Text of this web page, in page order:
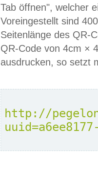
Tab öffnen", welcher
Voreingestellt sind
Seitenlänge des QR-
QR-Code von 4cm ×
ausdrucken, so setzt
http://